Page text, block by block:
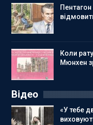
Пентагон
Коли
Мюнхен
Відео
«У тебе